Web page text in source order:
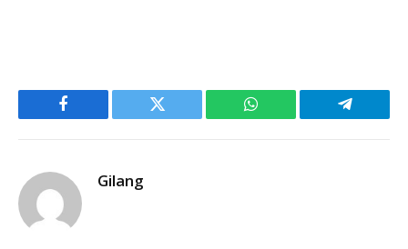
Facebook Twitter WhatsApp Telegram
Gilang